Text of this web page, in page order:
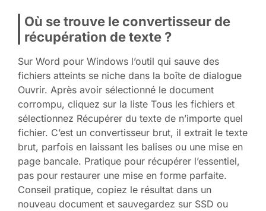
Où se trouve le convertisseur de
récupération de texte ?
Sur Word pour Windows l’outil qui sauve des
fichiers atteints se niche dans la boîte de dialogue
Ouvrir. Après avoir sélectionné le document
corrompu, cliquez sur la liste Tous les fichiers et
sélectionnez Récupérer du texte de n’importe quel
fichier. C’est un convertisseur brut, il extrait le texte
brut, parfois en laissant les balises ou une mise en
page bancale. Pratique pour récupérer l’essentiel,
pas pour restaurer une mise en forme parfaite.
Conseil pratique, copiez le résultat dans un
nouveau document et sauvegardez sur SSD ou